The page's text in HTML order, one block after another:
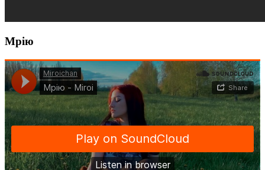
Мрію